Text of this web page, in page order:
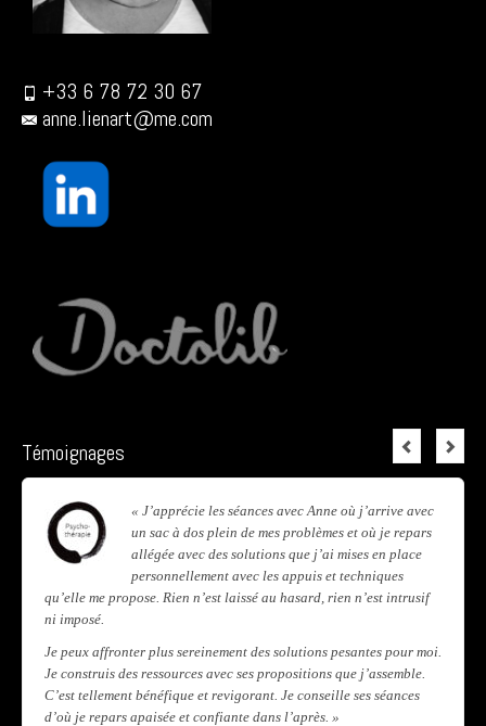
+33 6 78 72 30 67
anne.lienart@me.com
Témoignages
« J’apprécie les séances avec Anne où j’arrive avec
un sac à dos plein de mes problèmes et où je repars
allégée avec des solutions que j’ai mises en place
personnellement avec les appuis et techniques
qu’elle me propose. Rien n’est laissé au hasard, rien n’est intrusif
ni imposé.
Je peux affronter plus sereinement des solutions pesantes pour moi.
Je construis des ressources avec ses propositions que j’assemble.
C’est tellement bénéfique et revigorant. Je conseille ses séances
d’où je repars apaisée et confiante dans l’après. »